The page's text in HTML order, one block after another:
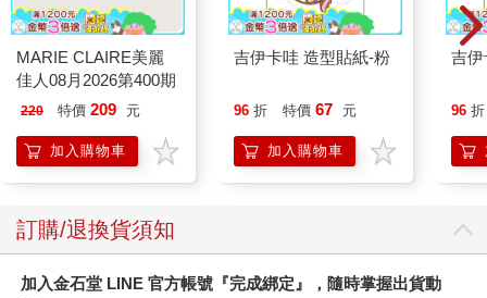
MARIE CLAIRE美麗
佳人08月2026第400期
220 特價 209 元
加入購物車
吉伊卡哇 造型貼紙-粉
96 折 特價 67 元
加入購物車
吉
96 折
訂購/退換貨須知
加入金石堂 LINE 官方帳號『完成綁定』，隨時掌握出貨動